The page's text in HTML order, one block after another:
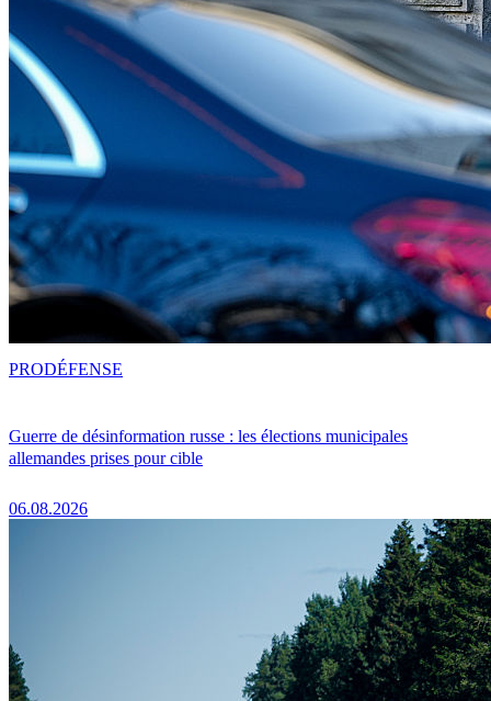
Guerre de désinformation russe : les élections municipales
allemandes prises pour cible
06.08.2026
PRODÉFENSE